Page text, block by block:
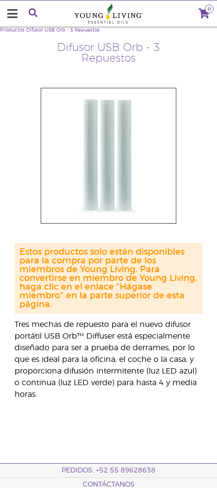
0
Difusor USB Orb - 3
Repuestos
Productos Difusor USB Orb - 3 Repuestos
Tres mechas de repuesto para el nuevo difusor
portátil USB Orb™ Diffuser está especialmente
diseñado para ser a prueba de derrames, por lo
que es ideal para la oficina, el coche o la casa, y
proporciona difusión intermitente (luz LED azul)
o continua (luz LED verde) para hasta 4 y media
horas.
Estos productos solo están disponibles
para la compra por parte de los
miembros de Young Living. Para
convertirse en miembro de Young Living,
haga clic en el enlace "Hágase
miembro" en la parte superior de esta
página.
PEDIDOS: +52 55 89628638
CONTÁCTANOS